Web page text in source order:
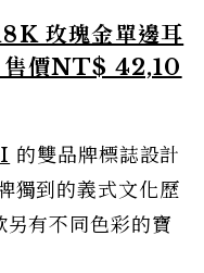
玫瑰金單邊耳
售價NT$ 42,10
的雙品牌標誌設計
獨到的義式文化歷
有不同色彩的寶